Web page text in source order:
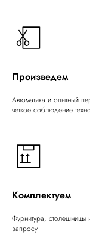
Произведем
Автоматика и опытный
четкое соблюдение
Комплектуем
Фурнитура,
запросу